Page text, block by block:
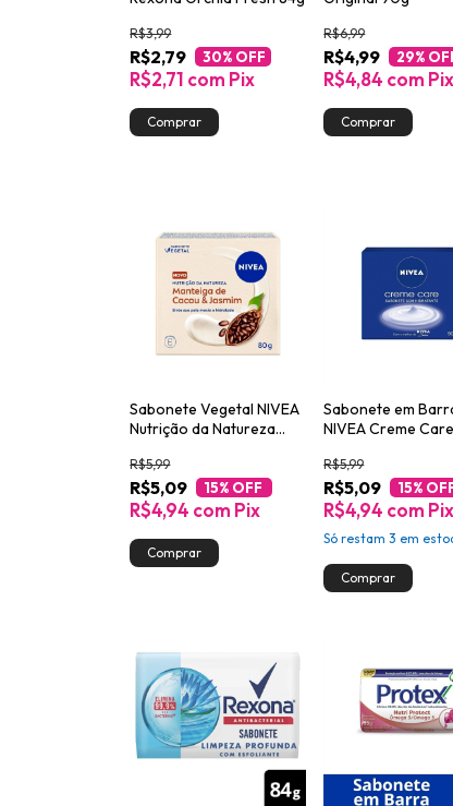
R$2,79
R$3,99
30% OFF
R$2,71 com Pix
R$4,99
R$6,99
29%
R$4,84 com Pix
Sabonete Vegetal NIVEA
Nutrição da Natureza
R$5,09
R$5,99
15% OFF
R$4,94 com Pix
Sabonete em
NIVEA Creme
R$5,09
R$5,99
15%
R$4,94 com Pix
Só restam3 em